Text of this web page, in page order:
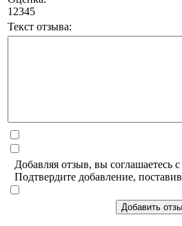
1 2345
Текст отзыва:
Добавляя отзыв, вы соглашаетесь с
Подтвердите добавление,
Добавить